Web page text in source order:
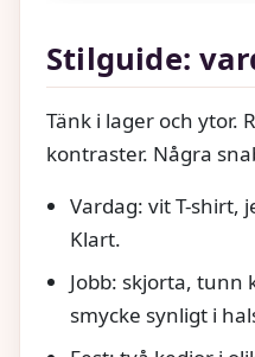
Stilguide:
Tänk i lager och ytor.
kontraster. Några
Vardag: vit T-shirt,
Klart.
Jobb: skjorta, tunn
smycke synligt i